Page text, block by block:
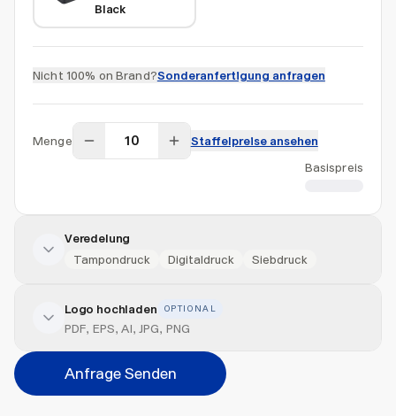
Black
Nicht 100% on Brand?Sonderanfertigung anfragen
Menge
Staffelpreise ansehen
Basispreis
Veredelung
Tampondruck
Digitaldruck Siebdruck
Veredelung hinzufügen
Position
Bitte wählen...
Logo hochladen OPTIONAL
PDF, EPS, AI, JPG, PNG
Anfrage Senden